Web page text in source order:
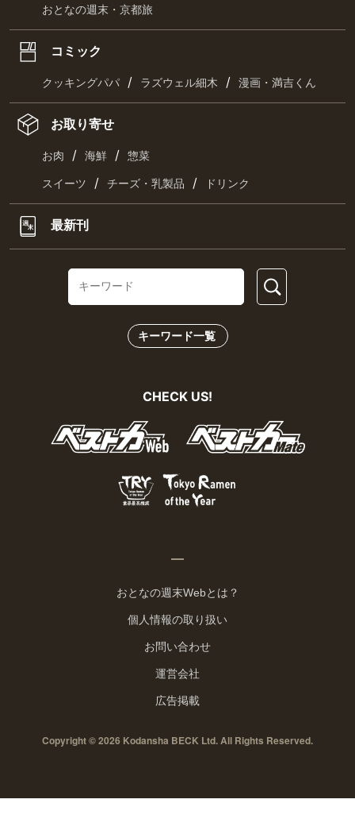
おとなの週末・京都旅
コミック
クッキングパパ / ラズウェル細木 / 漫画・満吉くん
お取り寄せ
お肉 / 海鮮 / 惣菜
スイーツ / チーズ・乳製品 / ドリンク
最新刊
キーワード一覧
CHECK US!
おとなの週末Webとは？
個人情報の取り扱い
お問い合わせ
運営会社
広告掲載
Copyright © 2026 Kodansha BECK Ltd. All Rights Reserved.